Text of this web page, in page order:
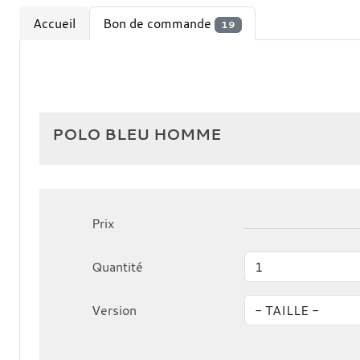
Accueil Bon de commande 19
POLO BLEU HOMME
Prix
Quantité
Version